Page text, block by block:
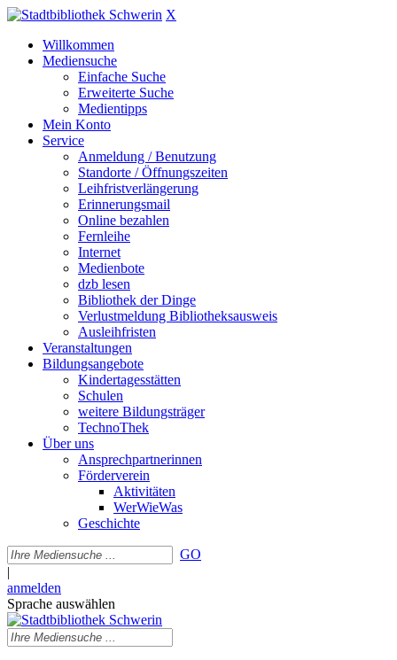
X
Willkommen
Mediensuche
Einfache Suche
Erweiterte Suche
Medientipps
Mein Konto
Service
Anmeldung / Benutzung
Standorte / Öffnungszeiten
Leihfristverlängerung
Erinnerungsmail
Online bezahlen
Fernleihe
Internet
Medienbote
dzb lesen
Bibliothek der Dinge
Verlustmeldung Bibliotheksausweis
Ausleihfristen
Veranstaltungen
Bildungsangebote
Kindertagesstätten
Schulen
weitere Bildungsträger
TechnoThek
Über uns
Ansprechpartnerinnen
Förderverein
Aktivitäten
WerWieWas
Geschichte
GO
|
anmelden
Sprache auswählen